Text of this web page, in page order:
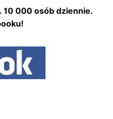
10 000 osób dziennie.